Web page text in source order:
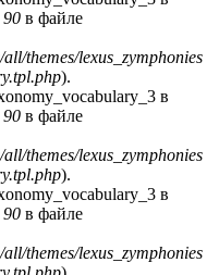
90 в файле
themes/lexus_zymphonies
).
в
90 в файле
themes/lexus_zymphonies
).
в
90 в файле
themes/lexus_zymphonies